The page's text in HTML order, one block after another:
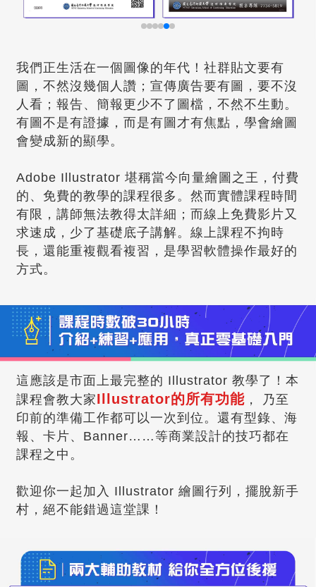
我們正生活在一個圖像的年代！社群貼文要有
圖，不然沒幾個人讚；宣傳廣告要有圖，要不沒
人看；報告、簡報更少不了圖檔，不然不生動。
有圖不是有證據，而是有圖才有焦點，學會繪圖
會變成新的顯學。
Adobe Illustrator 堪稱當今向量繪圖之王，付費
的、免費的教學的課程很多。然而實體課程時間
有限，講師無法教得太詳細；而線上免費影片又
求速成，少了基礎底子講解。線上課程不拘時
長，還能重複觀看複習，是學習軟體操作最好的
方式。
這應該是市面上最完整的 Illustrator 教學了！本
課程會教大家Illustrator的所有功能 ， 乃至
印前的準備工作都可以一次到位。還有型錄、海
報、卡片、Banner……等商業設計的技巧都在
課程之中。
歡迎你一起加入 Illustrator 繪圖行列，擺脫新手
村，絕不能錯過這堂課！